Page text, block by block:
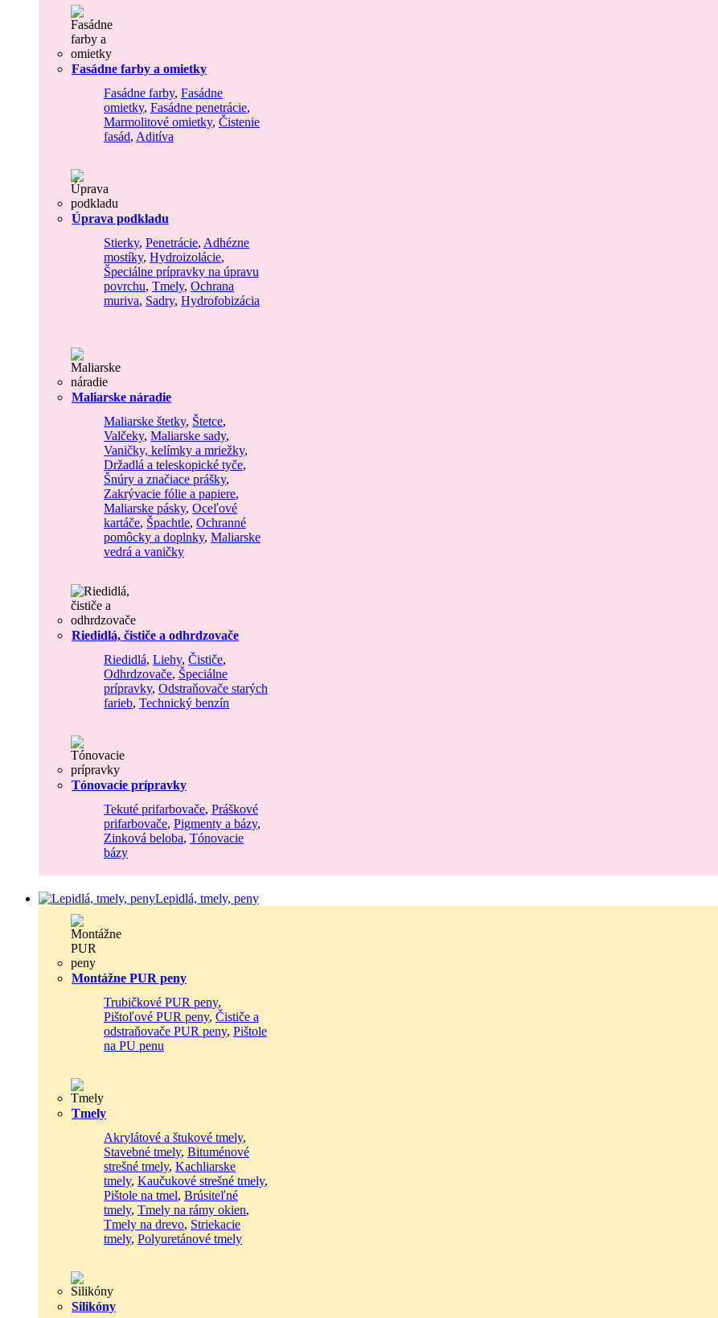
Fasádne farby a omietky
Fasádne farby, Fasádne
omietky, Fasádne penetrácie,
Marmolitové omietky, Čistenie
fasád, Aditíva
Úprava podkladu
Stierky, Penetrácie, Adhézne
mostíky, Hydroizolácie,
Špeciálne prípravky na úpravu
povrchu, Tmely, Ochrana
muriva, Sadry, Hydrofobizácia
Maliarske náradie
Maliarske štetky, Štetce,
Valčeky, Maliarske sady,
Vaničky, kelímky a mriežky,
Držadlá a teleskopické tyče,
Šnúry a značiace prášky,
Zakrývacie fólie a papiere,
Maliarske pásky, Oceľové
kartáče, Špachtle, Ochranné
pomôcky a doplnky, Maliarske
vedrá a vaničky
Riedidlá, čističe a odhrdzovače
Riedidlá, Liehy, Čističe,
Odhrdzovače, Špeciálne
prípravky, Odstraňovače starých
farieb, Technický benzín
Tónovacie prípravky
Tekuté prifarbovače, Práškové
prifarbovače, Pigmenty a bázy,
Zinková beloba, Tónovacie
bázy
Lepidlá, tmely, peny
Montážne PUR peny
Trubičkové PUR peny,
Pištoľové PUR peny, Čističe a
odstraňovače PUR peny, Pištole
na PU penu
Tmely
Akrylátové a štukové tmely,
Stavebné tmely, Bituménové
strešné tmely, Kachliarske
tmely, Kaučukové strešné tmely,
Pištole na tmel, Brúsiteľné
tmely, Tmely na rámy okien,
Tmely na drevo, Striekacie
tmely, Polyuretánové tmely
Silikóny